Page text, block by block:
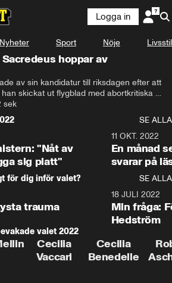
Logga in
Nyheter Sport Nöje Livsstil
hoppar av
av sin kandidatur till riksdagen efter att
skickat ut flygblad med abortkritiska
Ebba Busch frågan om vad hon
bra beslut. Det är viktigt att inte skapa
Vi tycker att svensk aborträtt är bra och vi
hon.
sek
SE ALLA
"Nåt av
sig platt"
11 OKT. 2022
En månad
svarar på
för dig inför valet?
SE ALLA
trauma
18 JULI 2022
Min fråga:
Hedström
valet 2022
Cecilia
Vaccari
Cecilia
Benedelle